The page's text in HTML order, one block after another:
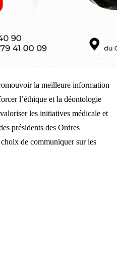
la meilleure information
l’éthique et la déontologie
les initiatives médicale et
présidents des Ordres
de communiquer sur les